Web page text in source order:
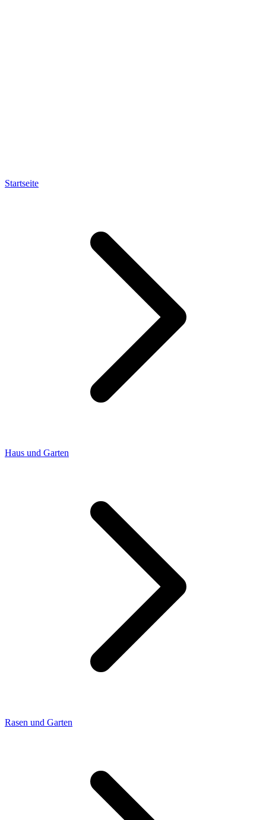
Startseite
Haus und Garten
Rasen und Garten